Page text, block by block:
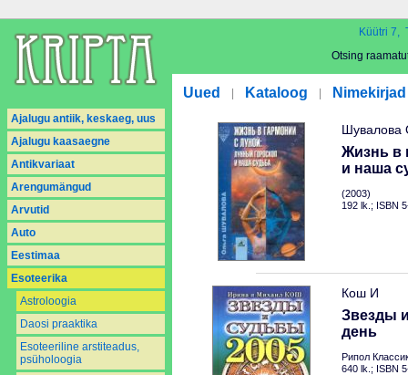
Küütri 7,
Otsing
Uued Kataloog Nimekirjad
Ajalugu antiik, keskaeg, uus
Ajalugu kaasaegne
Antikvariaat
Arengumängud
Arvutid
Auto
Eestimaa
Esoteerika
Astroloogia
Daosi praaktika
Esoteeriline arstiteadus,
psüholoogia
Шувалова
Жизнь в
и наша
(2003)
192 lk.; ISBN
Кош И
Звезды
день
Рипол
640 lk.; ISBN